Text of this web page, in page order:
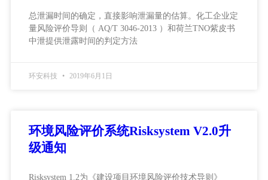
总泄漏时间的确定，直接影响泄漏量的估算。化工企业定
量风险评价导则（ AQ/T 3046-2013 ）和荷兰TNO紫皮书
中泄提供泄露时间的判定方法
环安科技 2019年6月1日
环境风险评价系统Risksystem V2.0升
级通知
Risksystem 1.2为《建设项目环境风险评价技术导则》